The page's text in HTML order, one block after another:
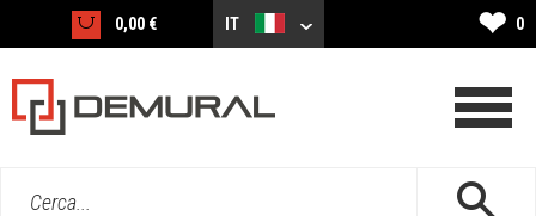
0,00 € IT ❤ 0
Cerca...